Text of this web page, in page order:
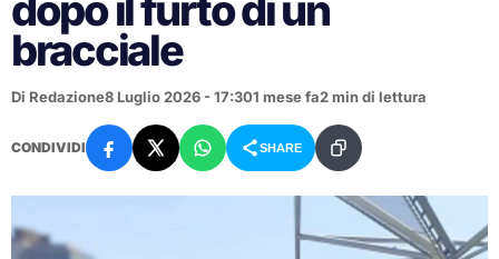
bracciale
Di Redazione8 Luglio 2026 - 17:301 mese fa2 min di lettura
CONDIVIDI SHARE